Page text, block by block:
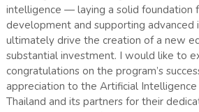
intelligence — laying a solid foundation
development and supporting advanced
ultimately drive the creation of a new
substantial investment. I would like to
congratulations on the program’s
appreciation to the Artificial
Thailand and its partners for their